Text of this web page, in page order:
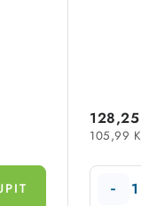
105,99